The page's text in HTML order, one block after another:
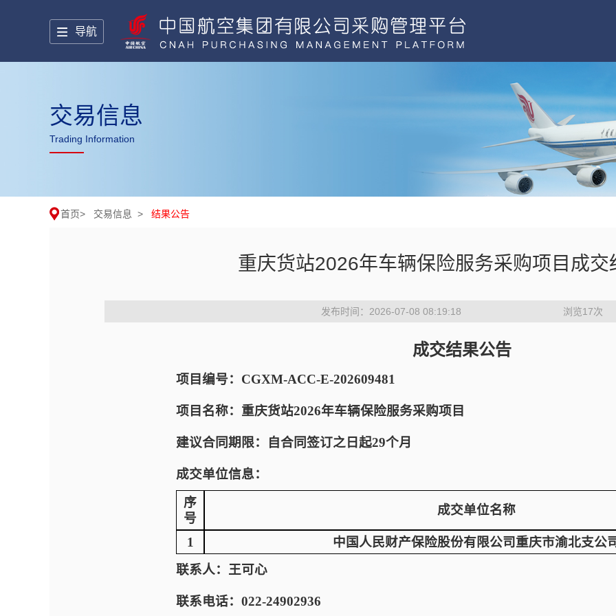
导航
交易信息
Trading Information
首页> 交易信息 > 结果公告
重庆货站2026年车辆保险服务采购项目成交
发布时间：2026-07-08 08:19:18 浏览17次
成交结果公告
项目编号：CGXM-ACC-E-202609481
项目名称：重庆货站2026年车辆保险服务采购项目
建议合同期限：自合同签订之日起29个月
成交单位信息：
序
号
成交单位名称
1
中国人民财产保险股份有限公司重庆市渝北支公
联系人：王可心
联系电话：022-24902936